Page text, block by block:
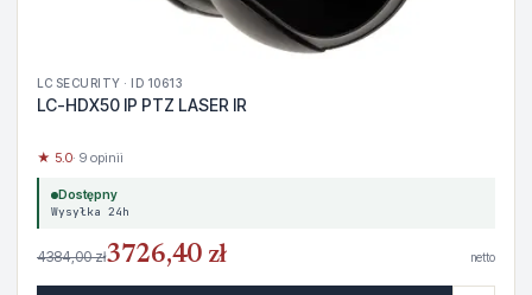
LC SECURITY · ID 10613
LC-HDX50 IP PTZ LASER IR
★ 5.0· 9 opinii
Dostępny
Wysyłka 24h
4384,00 zł3726,40 zł netto